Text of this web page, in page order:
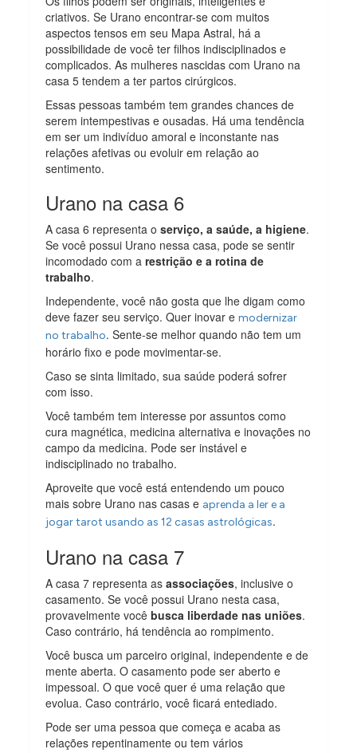
criativos. Se Urano encontrar-se com muitos
aspectos tensos em seu Mapa Astral, há a
possibilidade de você ter filhos indisciplinados e
complicados. As mulheres nascidas com Urano na
casa 5 tendem a ter partos cirúrgicos.
Essas pessoas também tem grandes chances de
serem intempestivas e ousadas. Há uma tendência
em ser um indivíduo amoral e inconstante nas
relações afetivas ou evoluir em relação ao
sentimento.
Urano na casa 6
A casa 6 representa oserviço, a saúde, a higiene.
Se você possui Urano nessa casa, pode se sentir
incomodado com arestrição e a rotina de
trabalho.
Independente, você não gosta que lhe digam como
deve fazer seu serviço. Quer inovar emodernizar
no trabalho. Sente-se melhor quando não tem um
horário fixo e pode movimentar-se.
Caso se sinta limitado, sua saúde poderá sofrer
com isso.
Você também tem interesse por assuntos como
cura magnética, medicina alternativa e inovações no
campo da medicina. Pode ser instável e
indisciplinado no trabalho.
Aproveite que você está entendendo um pouco
mais sobre Urano nas casas e aprenda a ler e a
jogar tarot usando as 12 casas astrológicas.
Urano na casa 7
A casa 7 representa asassociações, inclusive o
casamento. Se você possui Urano nesta casa,
provavelmente vocêbusca liberdade nas uniões.
Caso contrário, há tendência ao rompimento.
Você busca um parceiro original, independente e de
mente aberta. O casamento pode ser aberto e
impessoal. O que você quer é uma relação que
evolua. Caso contrário, você ficará entediado.
Pode ser uma pessoa que começa e acaba as
relações repentinamente ou tem vários